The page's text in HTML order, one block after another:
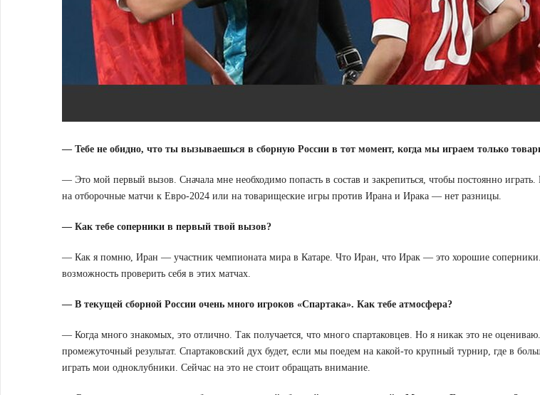
— Тебе не обидно, что ты вызываешься в сборную России в тот момент, когда мы играем только
— Это мой первый вызов. Сначала мне необходимо попасть в состав и закрепиться, чтобы постоянно играть.
на отборочные матчи к Евро-2024 или на товарищеские игры против Ирана и Ирака — нет разницы.
— Как тебе соперники в первый твой вызов?
— Как я помню, Иран — участник чемпионата мира в Катаре. Что Иран, что Ирак — это хорошие
возможность проверить себя в этих матчах.
— В текущей сборной России очень много игроков «Спартака». Как тебе атмосфера?
— Когда много знакомых, это отлично. Так получается, что много спартаковцев. Но я никак это не
промежуточный результат. Спартаковский дух будет, если мы поедем на какой-то крупный турнир, где в
играть мои одноклубники. Сейчас на это не стоит обращать внимание.